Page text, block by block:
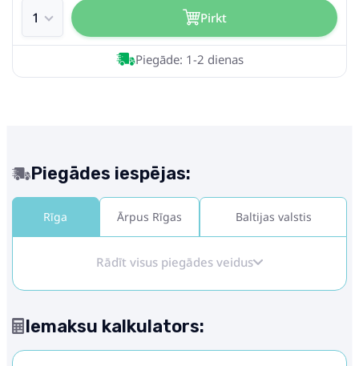
Pirkt
Piegāde: 1-2 dienas
Piegādes iespējas:
Rīga Ārpus Rīgas Baltijas valstis
Rādīt visus piegādes veidus
Iemaksu kalkulators: